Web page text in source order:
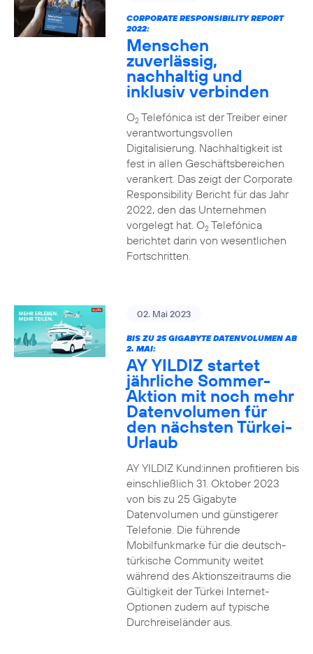
CORPORATE RESPONSIBILITY REPORT
2022:
Menschen
zuverlässig,
nachhaltig und
inklusiv verbinden
O2Telefónica ist der Treiber einer
verantwortungsvollen
Digitalisierung. Nachhaltigkeit ist
fest in allen Geschäftsbereichen
verankert. Das zeigt der Corporate
Responsibility Bericht für das Jahr
2022, den das Unternehmen
vorgelegt hat. O2Telefónica
berichtet darin von wesentlichen
Fortschritten.
02. Mai 2023
BIS ZU 25 GIGABYTE DATENVOLUMEN AB
2. MAI:
AY YILDIZ startet
jährliche Sommer-
Aktion mit noch mehr
Datenvolumen für
den nächsten Türkei-
Urlaub
AY YILDIZ Kund:innen profitieren bis
einschließlich 31. Oktober 2023
von bis zu 25 Gigabyte
Datenvolumen und günstigerer
Telefonie. Die führende
Mobilfunkmarke für die deutsch-
türkische Community weitet
während des Aktionszeitraums die
Gültigkeit der Türkei Internet-
Optionen zudem auf typische
Durchreiseländer aus.